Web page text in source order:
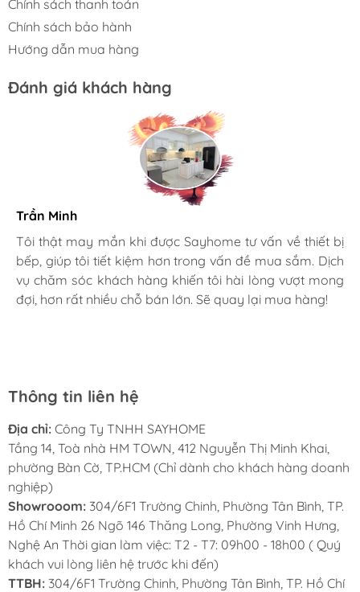
Chính sách thanh toán
Chính sách bảo hành
Hướng dẫn mua hàng
Đánh giá khách hàng
Gia đình bác sĩ X.A
Mình rất mê cách nhân viên tư vấn, chăm sóc khách tận
tình, chu đáo tại Sayhome. Mình đã mua 2 máy rửa bát
cho mình và bố mẹ chồng,chất lượng ổn định. Ở đây có
Trần Minh
Tôi thật may mắn khi được Sayhome tư vấn về thiết bị
bếp, giúp tôi tiết kiệm hơn trong vấn đề mua sắm. Dịch
vụ chăm sóc khách hàng khiến tôi hài lòng vượt mong
đợi, hơn rất nhiều chỗ bán lớn. Sẽ quay lại mua hàng!
Thông tin liên hệ
Địa chỉ: Công Ty TNHH SAYHOME
Tầng 14, Toà nhà HM TOWN, 412 Nguyễn Thị Minh Khai,
phường Bàn Cờ, TP.HCM (Chỉ dành cho khách hàng doanh
nghiệp)
Showrooom: 304/6F1 Trường Chinh, Phường Tân Bình, TP.
Hồ Chí Minh 26 Ngõ 146 Thăng Long, Phường Vinh Hưng,
Nghệ An Thời gian làm việc: T2 - T7: 09h00 - 18h00 ( Quý
khách vui lòng liên hệ trước khi đến)
TTBH: 304/6F1 Trường Chinh, Phường Tân Bình, TP. Hồ Chí